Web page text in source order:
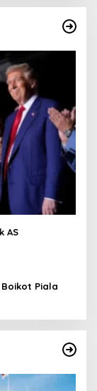
AS
Boikot Piala